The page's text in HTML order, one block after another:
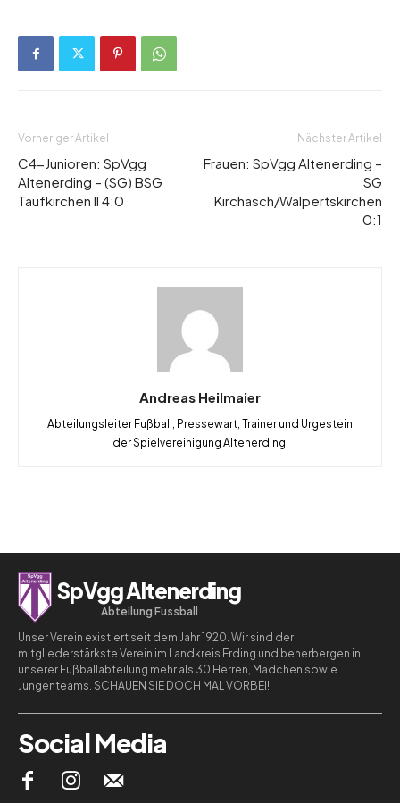
Vorheriger Artikel
C4-Junioren: SpVgg
Altenerding – (SG) BSG
Taufkirchen II 4:0
Nächster Artikel
Frauen: SpVgg Altenerding –
SG
Kirchasch/Walpertskirchen
0:1
Andreas Heilmaier
Abteilungsleiter Fußball, Pressewart, Trainer und Urgestein
der Spielvereinigung Altenerding.
SpVgg Altenerding
Abteilung Fussball
Unser Verein existiert seit dem Jahr 1920. Wir sind der
mitgliederstärkste Verein im Landkreis Erding und beherbergen in
unserer Fußballabteilung mehr als 30 Herren, Mädchen sowie
Jungenteams. SCHAUEN SIE DOCH MAL VORBEI!
Social Media